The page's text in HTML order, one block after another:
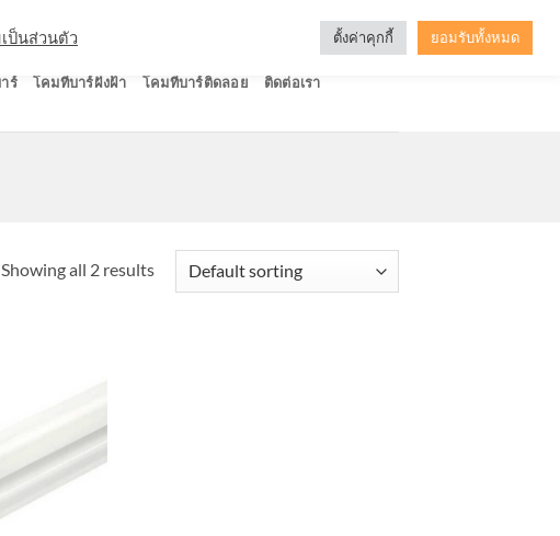
ร์ โคมทีบาร์ฝังฝ้า โคมทีบาร์ติดลอย ติดต่อเรา
Showing all 2 results
ป็นส่วนตัว ตั้งค่าคุกกี้ ยอมรับทั้งหมด